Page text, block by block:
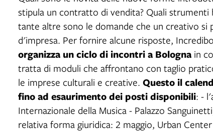
stipula un contratto di vendita? Quali
tante altre sono le domande che un creativo si
d'impresa. Per fornire alcune risposte,
organizza un ciclo di incontri a Bologna in
tratta di moduli che affrontano con taglio
le imprese culturali e creative. Questo il
fino ad esaurimento dei posti disponibili: -
Internazionale della Musica - Palazzo
relativa forma giuridica: 2 maggio, Urban